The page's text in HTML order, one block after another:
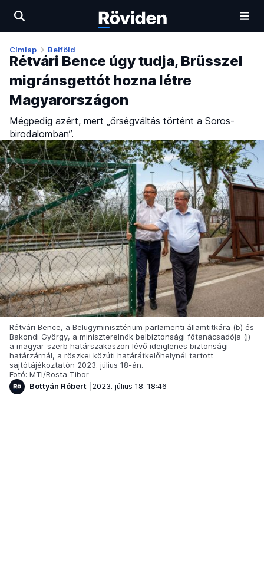
Címlap Belföld
Rétvári Bence úgy tudja, Brüsszel
migránsgettót hozna létre
Magyarországon
Mégpedig azért, mert „őrségváltás történt a Soros-
birodalomban”.
Rétvári Bence, a Belügyminisztérium parlamenti államtitkára (b) és
Bakondi György, a miniszterelnök belbiztonsági főtanácsadója (j)
a magyar-szerb határszakaszon lévő ideiglenes biztonsági
határzárnál, a röszkei közúti határátkelőhelynél tartott
sajtótájékoztatón 2023. július 18-án.
Fotó: MTI/Rosta Tibor
Bottyán Róbert
2023. július 18. 18:46